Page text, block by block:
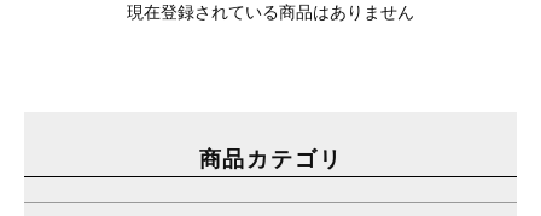
現在登録されている商品はありません
商品カテゴリ